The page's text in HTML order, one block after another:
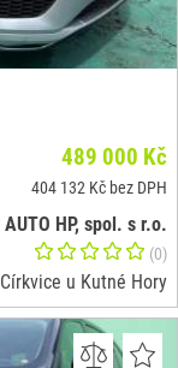
489 000 Kč
404 132 Kč bez DPH
AUTO HP, spol. s r.o.
(0)
Církvice u Kutné Hory